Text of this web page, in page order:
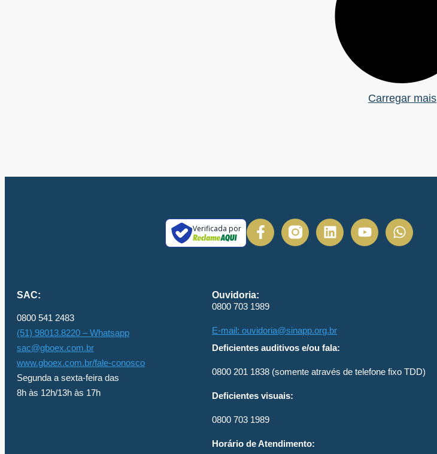
Carregar mais
Verificada por
SAC:
0800 541 2483
(51) 98013.8220 – Whatsapp
sac@gboex.com.br
www.gboex.com.br/fale-conosco
Segunda a sexta-feira das
8h às 12h/13h às 17h
Ouvidoria:
0800 703 1989
E-mail: ouvidoria@sinapp.org.br
Deficientes auditivos e/ou fala:
0800 201 1838 (somente através de telefone fixo TDD)
Deficientes visuais:
0800 703 1989
Horário de Atendimento: